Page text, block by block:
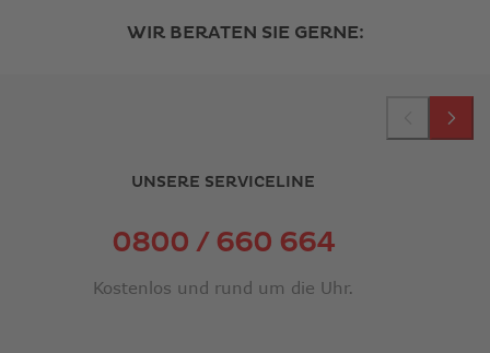
WIR BERATEN SIE GERNE:
UNSERE SERVICELINE
0800 / 660 664
Kostenlos und rund um die Uhr.